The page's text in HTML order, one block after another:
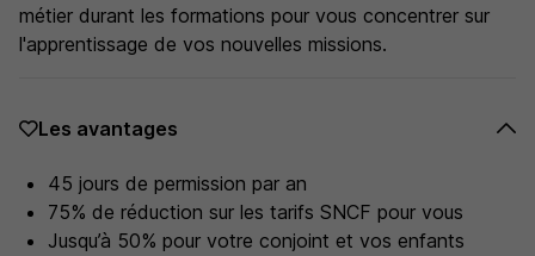
métier durant les formations pour vous concentrer sur
l'apprentissage de vos nouvelles missions.
Les avantages
45 jours de permission par an
75% de réduction sur les tarifs SNCF pour vous
Jusqu’à 50% pour votre conjoint et vos enfants